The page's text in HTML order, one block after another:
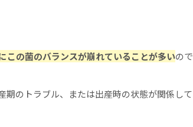
この菌のバランスが崩れていることが多いので
期のトラブル、または出産時の状態が関係して